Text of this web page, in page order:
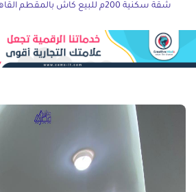
شقة سكنية 200م للبيع كاش بالمقطم القاهرة